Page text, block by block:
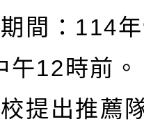
間：114
12時前。
提出推薦